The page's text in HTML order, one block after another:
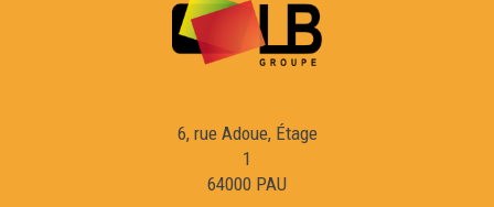
Lilas Baradat-Decla - Reportatge Radio País
Chamin(s) de vita(s) - Nicolas Peuch
6, rue Adoue, Étage
1
64000 PAU